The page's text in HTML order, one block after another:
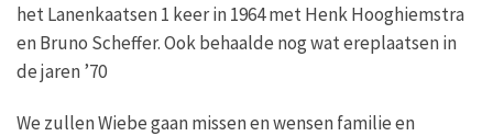
het Lanenkaatsen 1 keer in 1964 met Henk Hooghiemstra
en Bruno Scheffer. Ook behaalde nog wat ereplaatsen in
de jaren ’70
We zullen Wiebe gaan missen en wensen familie en